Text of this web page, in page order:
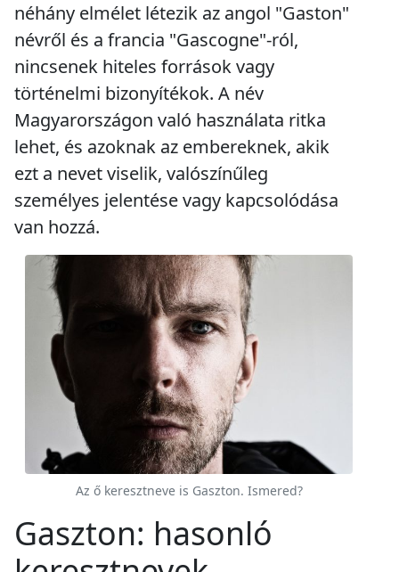
néhány elmélet létezik az angol "Gaston"
névről és a francia "Gascogne"-ról,
nincsenek hiteles források vagy
történelmi bizonyítékok. A név
Magyarországon való használata ritka
lehet, és azoknak az embereknek, akik
ezt a nevet viselik, valószínűleg
személyes jelentése vagy kapcsolódása
van hozzá.
Az ő keresztneve is Gaszton. Ismered?
Gaszton: hasonló